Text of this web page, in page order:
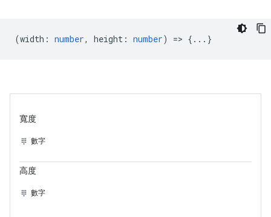
(width : number, height : number) => {...}
寬度
數字
高度
數字